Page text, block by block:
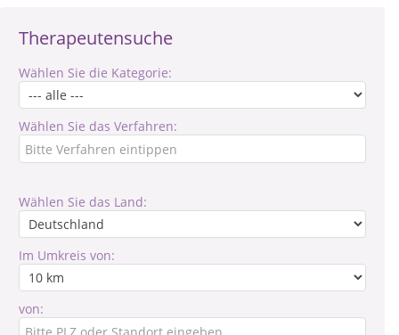
Therapeutensuche
Wählen Sie die Kategorie:
Wählen Sie das Verfahren:
Wählen Sie das Land:
Im Umkreis von:
von: